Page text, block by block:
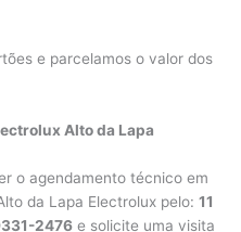
e parcelamos o valor dos
Alto da Lapa
o agendamento técnico em
da Lapa Electrolux pelo:11
2476 e solicite uma visita